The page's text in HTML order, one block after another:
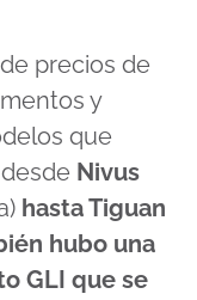
precios de
y
que
Nivus
hasta Tiguan
hubo una
GLI que se